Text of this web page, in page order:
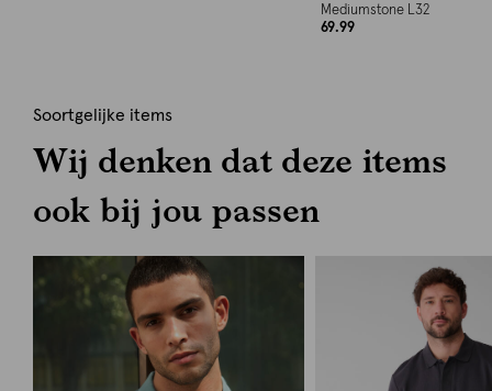
Mediumstone L32
69.99
Soortgelijke items
Wij denken dat deze items
ook bij jou passen